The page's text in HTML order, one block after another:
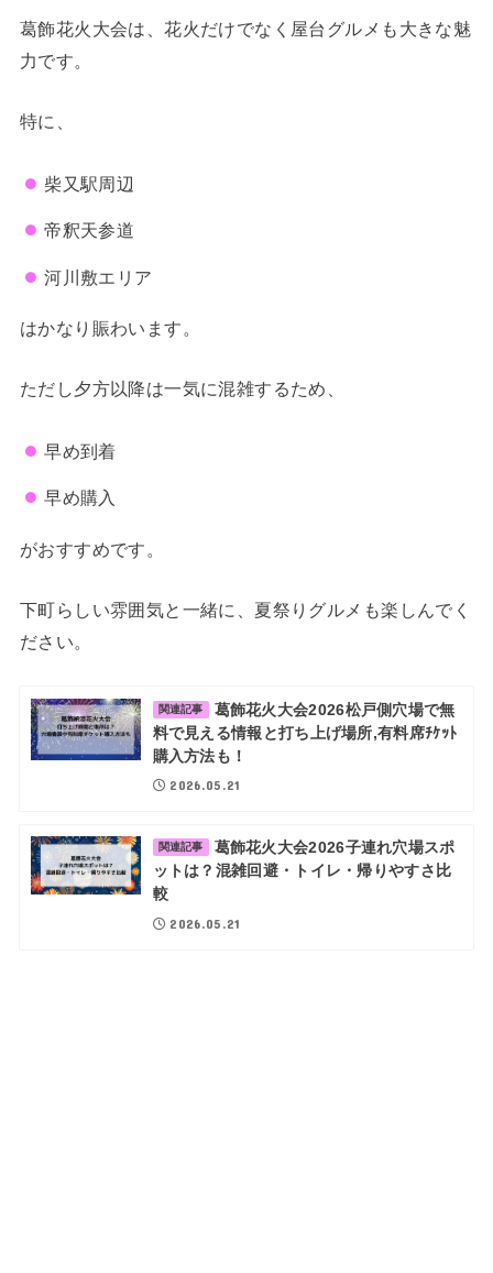
葛飾花火大会は、花火だけでなく屋台グルメも大きな魅
力です。
特に、
柴又駅周辺
帝釈天参道
河川敷エリア
はかなり賑わいます。
ただし夕方以降は一気に混雑するため、
早め到着
早め購入
がおすすめです。
下町らしい雰囲気と一緒に、夏祭りグルメも楽しんでく
ださい。
関連記事
葛飾花火大会2026松戸側穴場で無
料で見える情報と打ち上げ場所,有料席ﾁｹｯﾄ
購入方法も！
2026.05.21
関連記事
葛飾花火大会2026子連れ穴場スポ
ットは？混雑回避・トイレ・帰りやすさ比
較
2026.05.21